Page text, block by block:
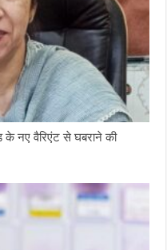
के नए वैरिएंट से घबराने की